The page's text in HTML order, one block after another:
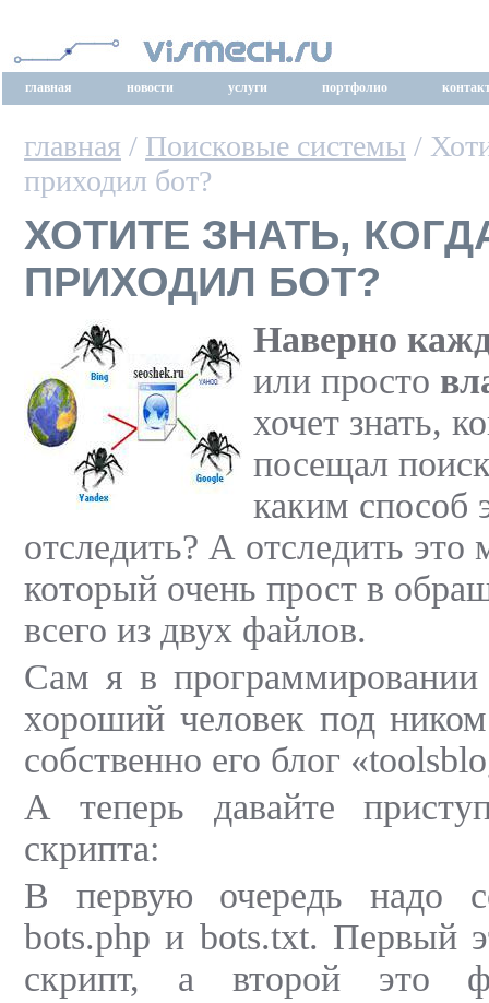
главная новости услуги портфолио
главная / Поисковые системы /
приходил бот?
ХОТИТЕ ЗНАТЬ,
ПРИХОДИЛ БОТ?
Наверно
или просто
хочет знать,
посещал
каким способ
отследить? А отследить
который очень прост в
всего из двух файлов.
Сам я в
хороший человек под
собственно его блог
А теперь давайте
скрипта:
В первую очередь надо
bots.php и bots.txt. Первый
скрипт, а второй это